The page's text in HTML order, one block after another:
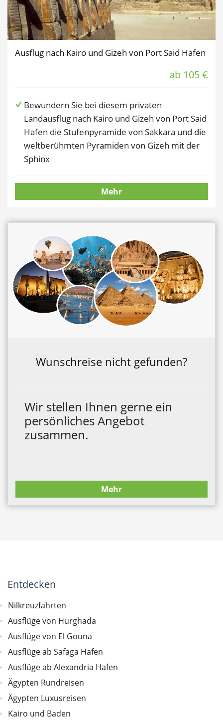
Ausflug nach Kairo und Gizeh von Port Said Hafen
ab 105 €
Bewundern Sie bei diesem privaten
Landausflug nach Kairo und Gizeh von Port Said
Hafen die Stufenpyramide von Sakkara und die
weltberühmten Pyramiden von Gizeh mit der
Sphinx
Mehr
Wunschreise nicht gefunden?
Wir stellen Ihnen gerne ein
persönliches Angebot
zusammen.
Mehr
Entdecken
Nilkreuzfahrten
Ausflüge von Hurghada
Ausflüge von El Gouna
Ausflüge ab Safaga Hafen
Ausflüge ab Alexandria Hafen
Ägypten Rundreisen
Ägypten Luxusreisen
Kairo und Baden